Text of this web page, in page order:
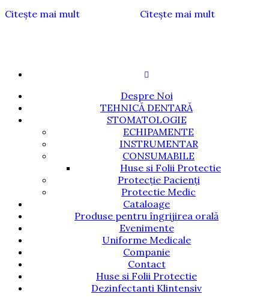
Citește mai mult Citește mai mult
Despre Noi
TEHNICĂ DENTARĂ
STOMATOLOGIE
ECHIPAMENTE
INSTRUMENTAR
CONSUMABILE
Huse si Folii Protectie
Protecție Pacienți
Protectie Medic
Cataloage
Produse pentru îngrijirea orală
Evenimente
Uniforme Medicale
Companie
Contact
Huse si Folii Protectie
Dezinfectanti Klintensiv